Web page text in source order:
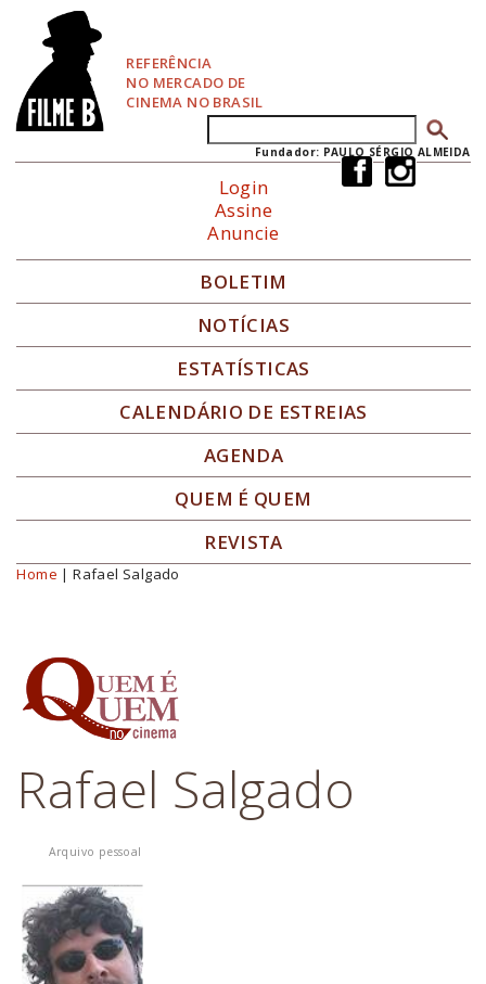
REFERÊNCIA
NO MERCADO DE
CINEMA NO BRASIL
Formulário de busca
Fundador: PAULO SÉRGIO ALMEIDA
Login
Assine
Anuncie
BOLETIM
NOTÍCIAS
ESTATÍSTICAS
CALENDÁRIO DE ESTREIAS
AGENDA
QUEM É QUEM
REVISTA
Você está aqui
Home | Rafael Salgado
Rafael Salgado
Arquivo pessoal